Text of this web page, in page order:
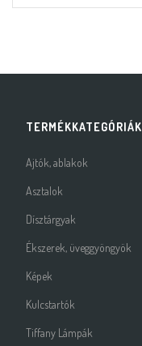
TERMÉKKATEGÓRIÁK
Ajtók, ablakok
Asztalok
Dísztárgyak
Ékszerek, üveggyöngyök
Képek
Kulcstartók
Tiffany Lámpák